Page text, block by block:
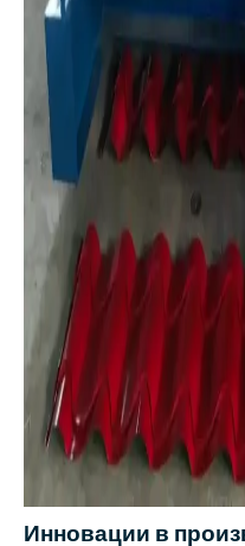
Инновации в